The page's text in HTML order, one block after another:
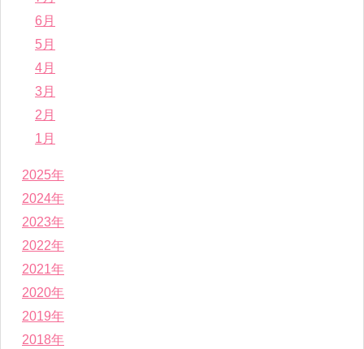
6月
5月
4月
3月
2月
1月
2025年
2024年
2023年
2022年
2021年
2020年
2019年
2018年